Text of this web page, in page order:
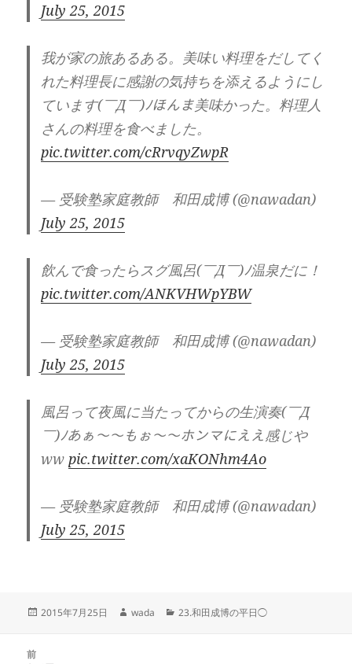
July 25, 2015
我が家の旅あるある。美味い料理をだしてく
れた料理長に感謝の気持ちを添えるようにし
ています(￣Д￣)ﾉほんま美味かった。料理人
さんの料理を食べました。
pic.twitter.com/cRrvqyZwpR
— 受験塾家庭教師 和田成博 (@nawadan)
July 25, 2015
飲んで食ったらスグ風呂(￣Д￣)ﾉ温泉だに！
pic.twitter.com/ANKVHWpYBW
— 受験塾家庭教師 和田成博 (@nawadan)
July 25, 2015
風呂って夜風に当たってからの生演奏(￣Д
￣)ﾉあぁ〜〜もぉ〜〜ホンマにええ感じや
wwpic.twitter.com/xaKONhm4Ao
— 受験塾家庭教師 和田成博 (@nawadan)
July 25, 2015
投
2015年7月25日
作
wada
カ
23.和田成博の平日◯
前